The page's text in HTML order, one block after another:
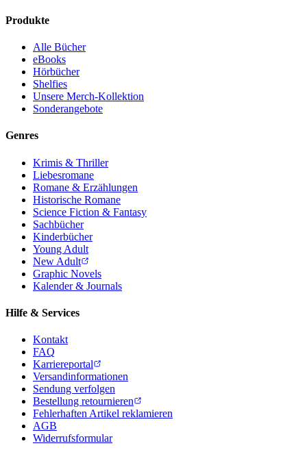
Produkte
Alle Bücher
eBooks
Hörbücher
Shelfies
Unsere Merch-Kollektion
Sonderangebote
Genres
Krimis & Thriller
Liebesromane
Romane & Erzählungen
Historische Romane
Science Fiction & Fantasy
Sachbücher
Kinderbücher
Young Adult
New Adult
Graphic Novels
Kalender & Journals
Hilfe & Services
Kontakt
FAQ
Karriereportal
Versandinformationen
Sendung verfolgen
Bestellung retournieren
Fehlerhaften Artikel reklamieren
AGB
Widerrufsformular